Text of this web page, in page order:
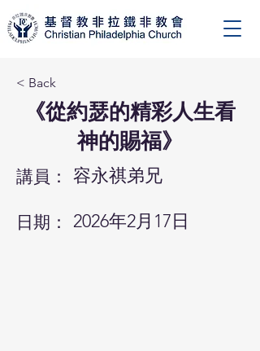
< Back
《從約瑟的精彩人生看
神的賜福》
講員： 容永祺弟兄
日期： 2026年2月17日